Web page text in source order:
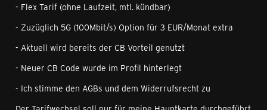
- Flex Tarif (ohne Laufzeit, mtl. kündbar)
- Zuzüglich 5G (100Mbit/s) Option für 3 EUR/Monat extra
- Aktuell wird bereits der CB Vorteil genutzt
- Neuer CB Code wurde im Profil hinterlegt
- Ich stimme den AGBs und dem Widerrufsrecht zu